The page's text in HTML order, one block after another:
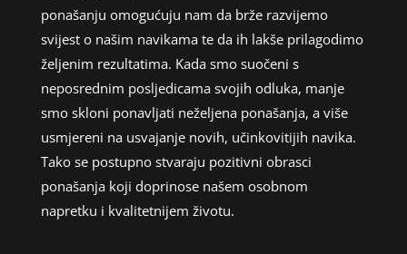
ponašanju omogućuju nam da brže razvijemo
svijest o našim navikama te da ih lakše prilagodimo
željenim rezultatima. Kada smo suočeni s
neposrednim posljedicama svojih odluka, manje
smo skloni ponavljati neželjena ponašanja, a više
usmjereni na usvajanje novih, učinkovitijih navika.
Tako se postupno stvaraju pozitivni obrasci
ponašanja koji doprinose našem osobnom
napretku i kvalitetnijem životu.